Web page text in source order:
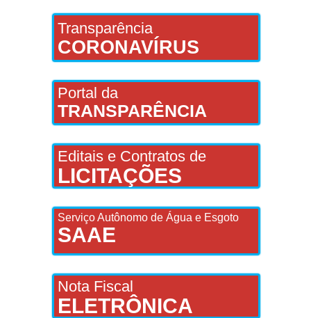
Transparência
CORONAVÍRUS
Portal da
TRANSPARÊNCIA
Editais e Contratos de
LICITAÇÕES
Serviço Autônomo de Água e Esgoto
SAAE
Nota Fiscal
ELETRÔNICA